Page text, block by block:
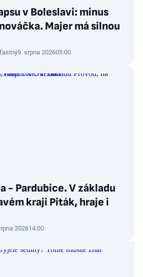
v Boleslavi: minus
Majer má silnou
9. srpna 202605:00
- Pardubice. V základu
kraji Piták, hraje i
202614:00